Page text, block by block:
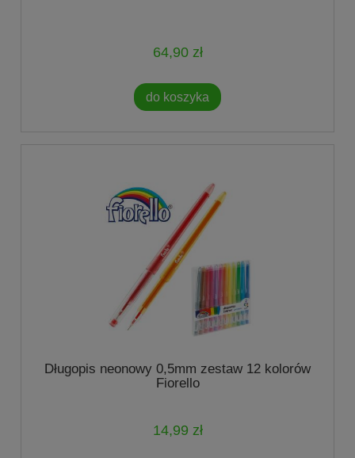
64,90 zł
do koszyka
Długopis neonowy 0,5mm zestaw 12 kolorów
Fiorello
14,99 zł